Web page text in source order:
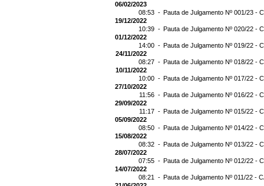
06/02/2023
08:53 - Pauta de Julgamento Nº 001/23 -
19/12/2022
10:39 - Pauta de Julgamento Nº 020/22 -
01/12/2022
14:00 - Pauta de Julgamento Nº 019/22 -
24/11/2022
08:27 - Pauta de Julgamento Nº 018/22 -
10/11/2022
10:00 - Pauta de Julgamento Nº 017/22 -
27/10/2022
11:56 - Pauta de Julgamento Nº 016/22 -
29/09/2022
11:17 - Pauta de Julgamento Nº 015/22 -
05/09/2022
08:50 - Pauta de Julgamento Nº 014/22 -
15/08/2022
08:32 - Pauta de Julgamento Nº 013/22 -
28/07/2022
07:55 - Pauta de Julgamento Nº 012/22 -
14/07/2022
08:21 - Pauta de Julgamento Nº 011/22 -